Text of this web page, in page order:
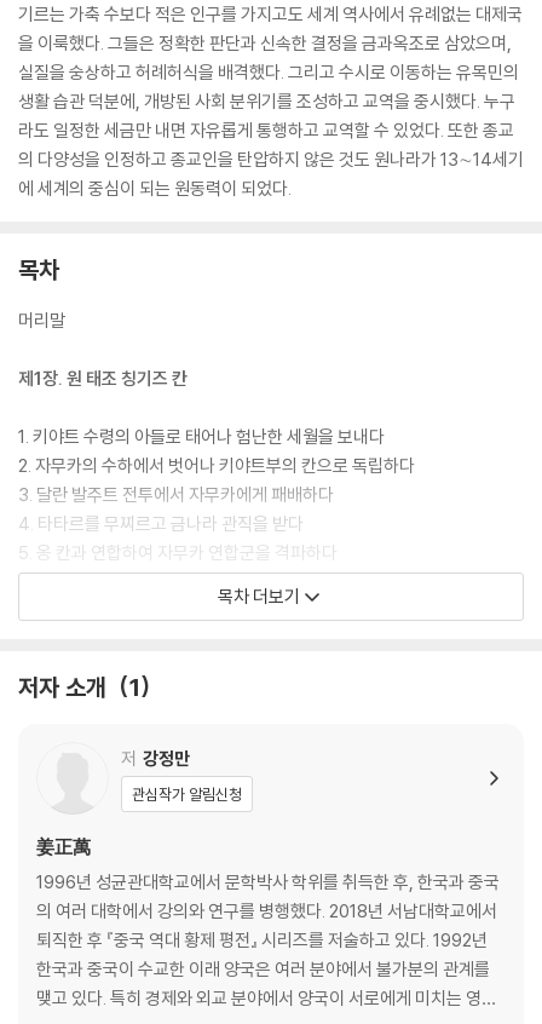
기르는 가축 수보다 적은 인구를 가지고도 세계 역사에서 유례없는 대제국
을 이룩했다. 그들은 정확한 판단과 신속한 결정을 금과옥조로 삼았으며,
실질을 숭상하고 허례허식을 배격했다. 그리고 수시로 이동하는 유목민의
생활 습관 덕분에, 개방된 사회 분위기를 조성하고 교역을 중시했다. 누구
라도 일정한 세금만 내면 자유롭게 통행하고 교역할 수 있었다. 또한 종교
의 다양성을 인정하고 종교인을 탄압하지 않은 것도 원나라가 13∼14세기
에 세계의 중심이 되는 원동력이 되었다.
목차
머리말
제1장. 원 태조 칭기즈 칸
1. 키야트 수령의 아들로 태어나 험난한 세월을 보내다
2. 자무카의 수하에서 벗어나 키야트부의 칸으로 독립하다
3. 달란 발주트 전투에서 자무카에게 패배하다
4. 타타르를 무찌르고 금나라 관직을 받다
5. 옹 칸과 연합하여 자무카 연합군을 격파하다
6. 달란 네무르게스 전투: 숙적 타타르를 섬멸하다
7. 옹 칸 부자의 공격을 무찌르다
10. 주변 부족과 국가들을 복속시키고 금나라 원정에 나서다
12. 칭기즈 칸에 대한 평가: 천고의 도살자인가, 영웅인가
제2장. 원 태종 우구데이
1. 성장 과정과 대칸 계승
2. 야율초재에게 국가의 기틀을 다지게 하다
3. 금나라를 멸망시키고 남송을 정벌하다
4. 고려 침략과 서방 원정
5. 알코올 중독으로 사망하다
목차 더보기
저자 소개 1
저 강정만
관심작가 알림신청
姜正萬
1996년 성균관대학교에서 문학박사 학위를 취득한 후, 한국과 중국
의 여러 대학에서 강의와 연구를 병행했다. 2018년 서남대학교에서
퇴직한 후 『중국 역대 황제 평전』 시리즈를 저술하고 있다. 1992년
한국과 중국이 수교한 이래 양국은 여러 분야에서 불가분의 관계를
맺고 있다. 특히 경제와 외교 분야에서 양국이 서로에게 미치는 영향